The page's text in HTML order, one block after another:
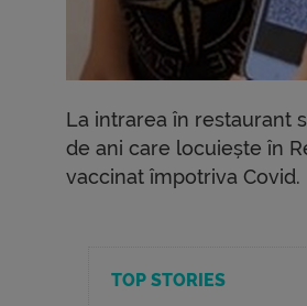
La intrarea în restaurant
de ani care locuiește în
vaccinat împotriva Covid.
TOP STORIES